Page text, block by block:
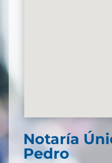
Notaría
Pedro